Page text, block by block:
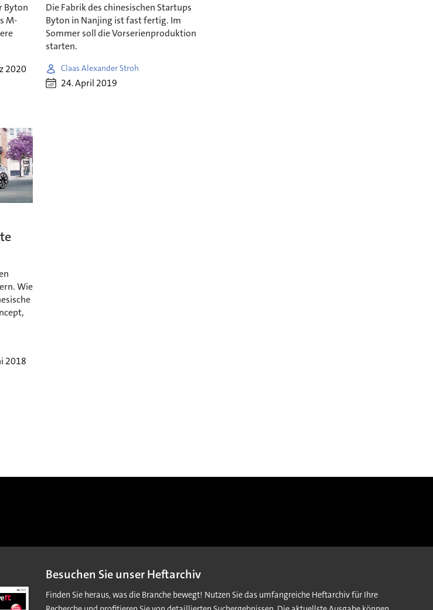
Byton
M-
2020
Die Fabrik des chinesischen Startups
Byton in Nanjing ist fast fertig. Im
Sommer soll die Vorserienproduktion
starten.
Claas Alexander Stroh
24. April 2019
Wie
2018
Besuchen Sie unser Heftarchiv
Finden Sie heraus, was die Branche bewegt! Nutzen Sie das umfangreiche Heftarchiv für Ihre